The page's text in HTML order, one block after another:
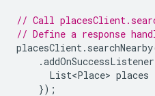
// Call
// Define a response
placesClient. searchNearby
.addOnSuccessListener
List<Place> places
});